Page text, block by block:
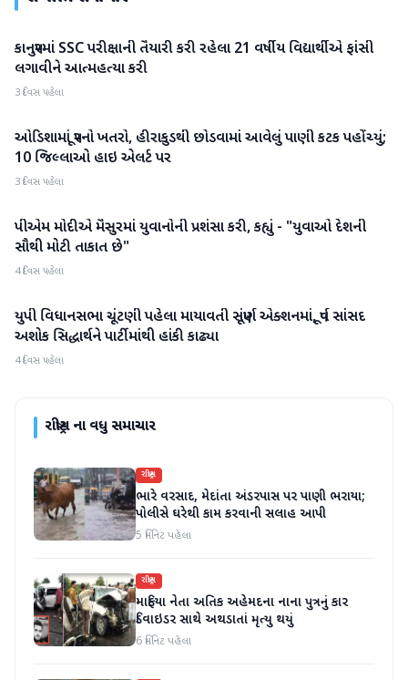
રાષ્ટ્રીય
કાનપુરમાં SSC પરીક્ષાની તૈયારી કરી રહેલા 21 વર્ષીય વિદ્યાર્થીએ ફાંસી
લગાવીને આત્મહત્યા કરી
3 દિવસ પહેલા
રાષ્ટ્રીય
ઓડિશામાં પૂરનો ખતરો, હીરાકુડથી છોડવામાં આવેલું પાણી કટક પહોંચ્યું;
10 જિલ્લાઓ હાઇ એલર્ટ પર
3 દિવસ પહેલા
રાષ્ટ્રીય
પીએમ મોદીએ મૈસુરમાં યુવાનોની પ્રશંસા કરી, કહ્યું - "યુવાઓ દેશની
સૌથી મોટી તાકાત છે"
4 દિવસ પહેલા
રાષ્ટ્રીય
યુપી વિધાનસભા ચૂંટણી પહેલા માયાવતી સંપૂર્ણ એક્શનમાં, પૂર્વ સાંસદ
અશોક સિદ્ધાર્થને પાર્ટીમાંથી હાંકી કાઢ્યા
4 દિવસ પહેલા
રાષ્ટ્રીયના વધુ સમાચાર
રાષ્ટ્રીય
ભારે વરસાદ, મેદાંતા અંડરપાસ પર પાણી ભરાયા;
પોલીસે ઘરેથી કામ કરવાની સલાહ આપી
5 મિનિટ પહેલા
રાષ્ટ્રીય
માફિયા નેતા અતિક અહેમદના નાના પુત્રનું કાર
ડિવાઇડર સાથે અથડાતાં મૃત્યુ થયું
6 મિનિટ પહેલા